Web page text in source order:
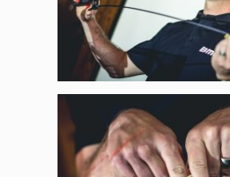
Panneau de
cookies
lecture de cookies et l'utilisation de
nécessaires à leur bon fonctionnement.
Politique de confidentialité